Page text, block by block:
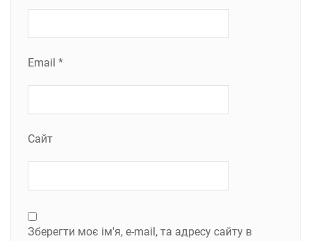
Email *
Сайт
Зберегти моє ім'я, e-mail, та адресу сайту в